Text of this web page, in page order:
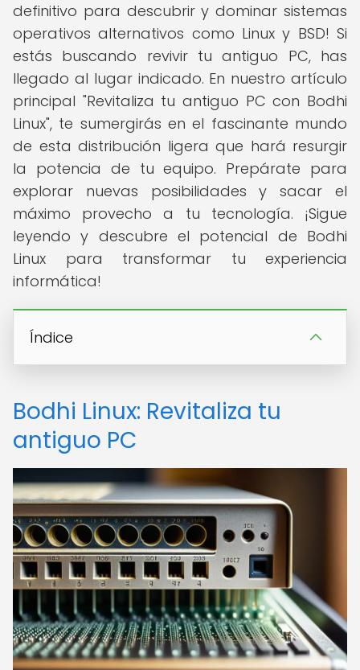
definitivo para descubrir y dominar sistemas
operativos alternativos como Linux y BSD! Si
estás buscando revivir tu antiguo PC, has
llegado al lugar indicado. En nuestro artículo
principal "Revitaliza tu antiguo PC con Bodhi
Linux", te sumergirás en el fascinante mundo
de esta distribución ligera que hará resurgir
la potencia de tu equipo. Prepárate para
explorar nuevas posibilidades y sacar el
máximo provecho a tu tecnología. ¡Sigue
leyendo y descubre el potencial de Bodhi
Linux para transformar tu experiencia
informática!
Índice
Bodhi Linux: Revitaliza tu
antiguo PC